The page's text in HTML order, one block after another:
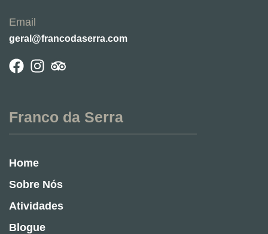
Email
geral@francodaserra.com
Franco da Serra
Home
Sobre Nós
Atividades
Blogue